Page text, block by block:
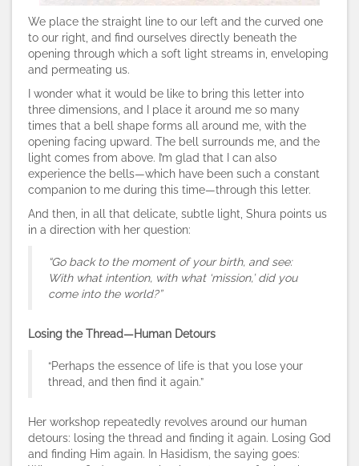
We place the straight line to our left and the curved one
to our right, and find ourselves directly beneath the
opening through which a soft light streams in, enveloping
and permeating us.
I wonder what it would be like to bring this letter into
three dimensions, and I place it around me so many
times that a bell shape forms all around me, with the
opening facing upward. The bell surrounds me, and the
light comes from above. I’m glad that I can also
experience the bells—which have been such a constant
companion to me during this time—through this letter.
And then, in all that delicate, subtle light, Shura points us
in a direction with her question:
“Go back to the moment of your birth, and see:
With what intention, with what ‘mission,’ did you
come into the world?”
Losing the Thread—Human Detours
“Perhaps the essence of life is that you lose your
thread, and then find it again.”
Her workshop repeatedly revolves around our human
detours: losing the thread and finding it again. Losing God
and finding Him again. In Hasidism, the saying goes: